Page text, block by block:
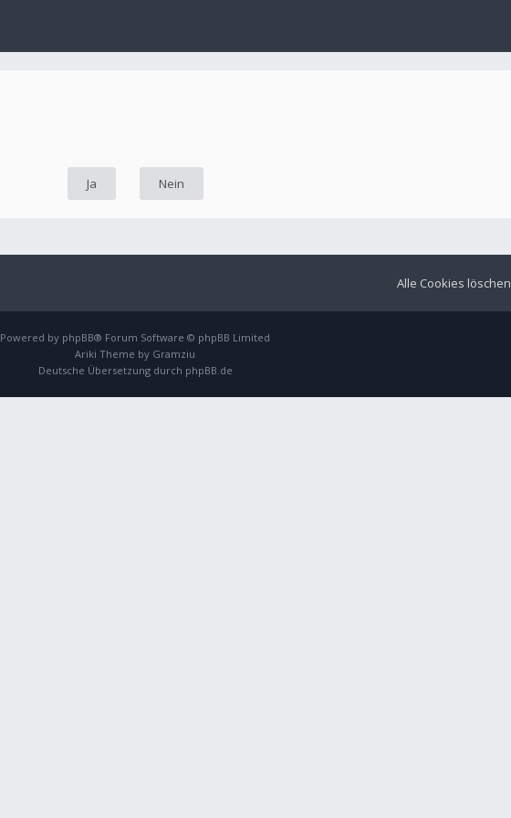
Alle Cookies löschen
Powered by phpBB® Forum Software © phpBB Limited
Ariki Theme by Gramziu
Deutsche Übersetzung durch phpBB.de